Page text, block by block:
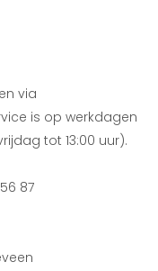
via
is op werkdagen
tot 13:00 uur).
87